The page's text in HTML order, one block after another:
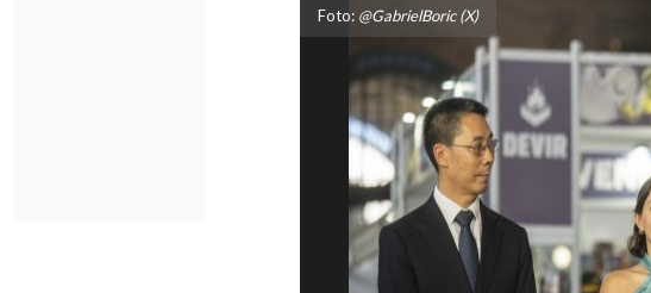
Foto: @GabrielBoric (X)